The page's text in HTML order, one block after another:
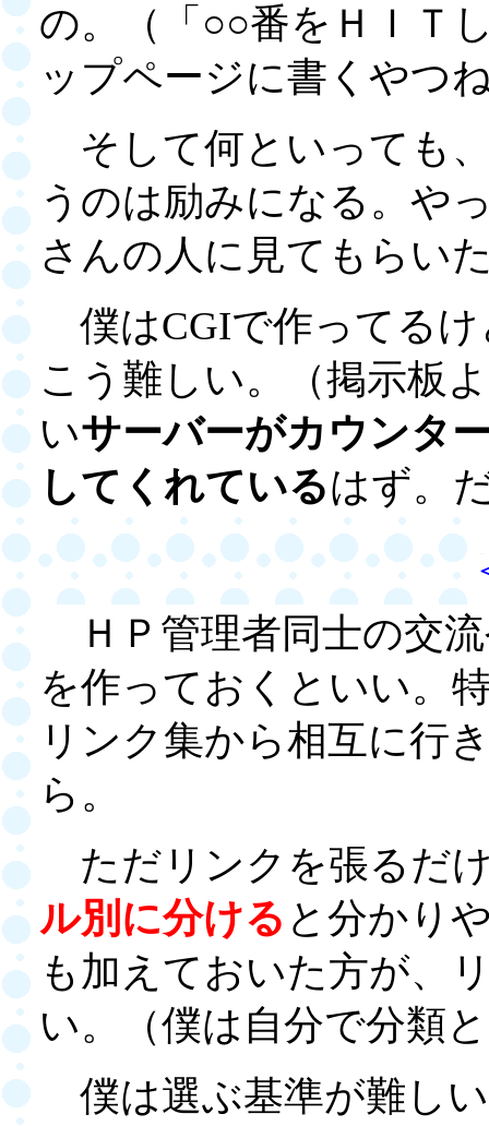
の。（「○○番をＨＩＴ
ップページに書くやつ
そして何といっても
うのは励みになる。や
さんの人に見てもらい
僕はCGIで作ってるけ
こう難しい。（掲示板
いサーバーがカウンタ
してくれているはず。
ＨＰ管理者同士の交
を作っておくといい。
リンク集から相互に行
ら。
ただリンクを張るだ
ル別に分ける と分かり
も加えておいた方が、
い。（僕は自分で分類
僕は選ぶ基準が難し